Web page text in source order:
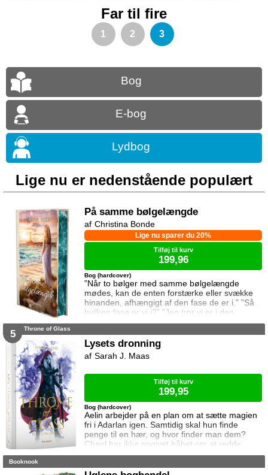
Far til fire
1 2 3
Bog
E-bog
Lydbog
Lige nu er nedenstående populært
På samme bølgelængde
”Når to bølger med samme bølgelængde
mødes, kan de enten forstærke eller svække
hinanden, afhængigt af den fase de er i.” ”Så
hvilken fase er vi i?” ”Jeg tror vi er i den
samme fase.” To ting er vigtige for Elina da
sætte sin afdøde fars hus til salg. Salget skal
gå hurtigt, og hendes ophold skal være kort.
Elina har ikke besøgt byen siden hendes far
Bog (hardcover)
Lige nu sparer du 20%
Christina Bonde
Tilføj til kurv
199,96
5 Throne of Glass
Lysets dronning
Aelin arbejder på en plan om at sætte magien
fri i Adarlan igen. Samtidig skal hun finde
penge til en hær, og hvor finder man dem?
Chaol har ikke opgivet håbet om at redde
Dorian. Det bliver dog konstant sværere at
ønskedrøm, for prinsen lader til at have
Bog (hardcover)
Sarah J. Maas
Tilføj til kurv
199,95
Booknook